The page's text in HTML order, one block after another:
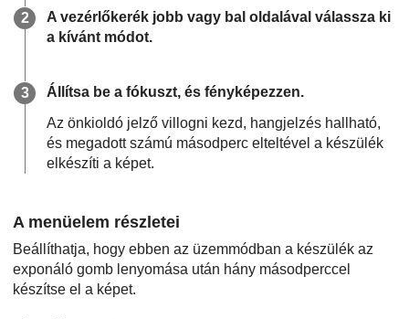
A vezérlőkerék jobb vagy bal oldalával válassza ki
a kívánt módot.
Állítsa be a fókuszt, és fényképezzen.
Az önkioldó jelző villogni kezd, hangjelzés hallható,
és megadott számú másodperc elteltével a készülék
elkészíti a képet.
A menüelem részletei
Beállíthatja, hogy ebben az üzemmódban a készülék az
exponáló gomb lenyomása után hány másodperccel
készítse el a képet.